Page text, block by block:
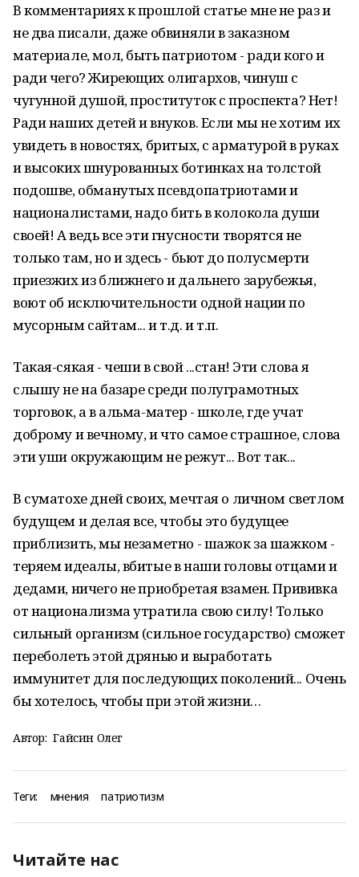
В комментариях к прошлой статье мне не раз и
не два писали, даже обвиняли в заказном
материале, мол, быть патриотом - ради кого и
ради чего? Жиреющих олигархов, чинуш с
чугунной душой, проституток с проспекта? Нет!
Ради наших детей и внуков. Если мы не хотим их
увидеть в новостях, бритых, с арматурой в руках
и высоких шнурованных ботинках на толстой
подошве, обманутых псевдопатриотами и
националистами, надо бить в колокола души
своей! А ведь все эти гнусности творятся не
только там, но и здесь - бьют до полусмерти
приезжих из ближнего и дальнего зарубежья,
воют об исключительности одной нации по
мусорным сайтам... и т.д. и т.п.
Такая-сякая - чеши в свой ...стан! Эти слова я
слышу не на базаре среди полуграмотных
торговок, а в альма-матер - школе, где учат
доброму и вечному, и что самое страшное, слова
эти уши окружающим не режут... Вот так...
В суматохе дней своих, мечтая о личном светлом
будущем и делая все, чтобы это будущее
приблизить, мы незаметно - шажок за шажком -
теряем идеалы, вбитые в наши головы отцами и
дедами, ничего не приобретая взамен. Прививка
от национализма утратила свою силу! Только
сильный организм (сильное государство) сможет
переболеть этой дрянью и выработать
иммунитет для последующих поколений... Очень
бы хотелось, чтобы при этой жизни…
Автор: Гайсин Олег
Теги: мнения патриотизм
Читайте нас